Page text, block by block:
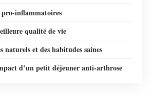
inflammatoires
qualité de vie
naturels et des habitudes saines
d’un petit déjeuner anti-arthrose